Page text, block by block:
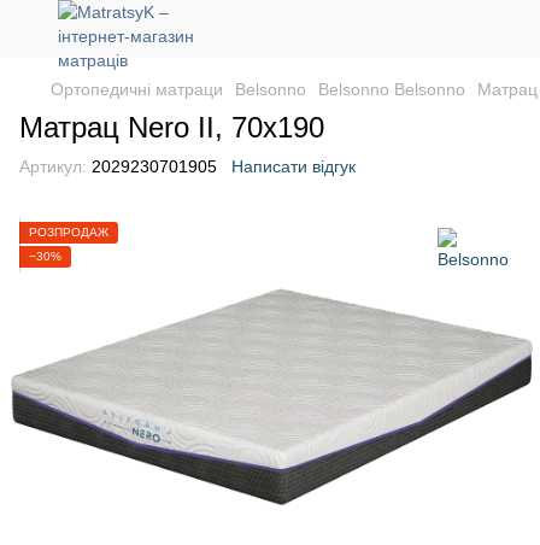
Ортопедичні матраци Belsonno Belsonno Belsonno
Матрац Nero II, 70х190
Артикул: 2029230701905 Написати відгук
РОЗПРОДАЖ
−30%